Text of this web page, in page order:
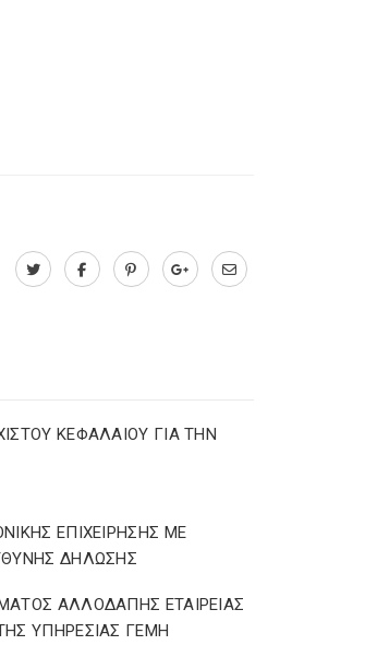
ΚΕΦΑΛΑΙΟΥ ΓΙΑ ΤΗΝ
ΕΠΙΧΕΙΡΗΣΗΣ ΜΕ
ΔΗΛΩΣΗΣ
ΑΛΛΟΔΑΠΗΣ ΕΤΑΙΡΕΙΑΣ
ΥΠΗΡΕΣΙΑΣ ΓΕΜΗ